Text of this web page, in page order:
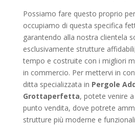
Possiamo fare questo proprio
occupiamo di questa specifica
garantendo alla nostra clientela
esclusivamente strutture
tempo e costruite con i migliori
in commercio. Per mettervi in
ditta specializzata in Pergole
Grottaperfetta, potete venire
punto vendita, dove potrete
strutture più moderne e